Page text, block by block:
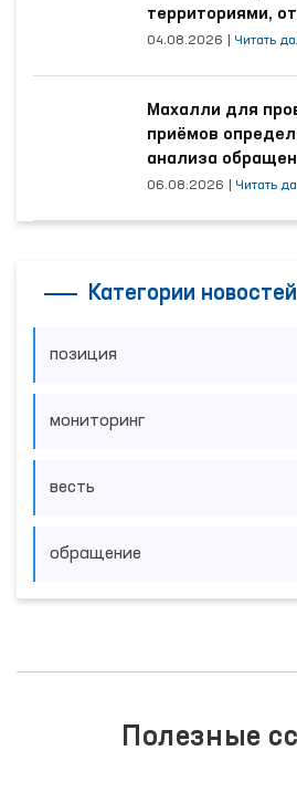
территориями,
наибольшее
04.08.2026 Читать
Махалли для
приёмов
анализа
06.08.2026 Читать
Категории новостей
позиция
мониторинг
весть
обращение
Полезные